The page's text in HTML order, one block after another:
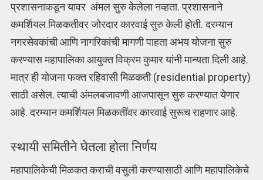
प्रशासनाकडून यावर अंमल सुरु केलेला नव्हता. प्रशासनाने
कमर्शियल मिळकतीवर जोरदार कारवाई सुरु केली होती. दरम्यान
नगरसेवकांची आणि नागरिकांची मागणी पाहता अभय योजना सुरु
करण्यास महापालिका आयुक्त विक्रम कुमार यांनी मान्यता दिली आहे.
मात्र ही योजना फक्त रहिवासी मिळकती(residential property)
साठी असेल. त्याची अंमलबजावणी आजपासून सुरु करण्यात येणार
आहे. दरम्यान कमर्शियल मिळकतींवर कारवाई सुरूच राहणार आहे.
स्थायी समितीने घेतला होता निर्णय
महापालिकेची मिळकत कराची वसुली करण्यासाठी आणि महापालिकेचे